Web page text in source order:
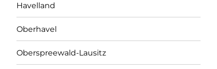
Havelland
Oberhavel
Oberspreewald-Lausitz